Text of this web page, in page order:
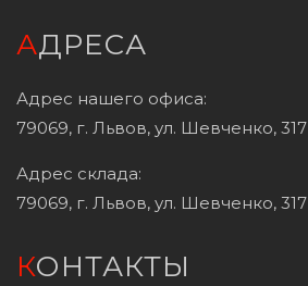
АДРЕСА
Адрес нашего офиса:
79069, г. Львов, ул. Шевченко, 317
Адрес склада:
79069, г. Львов, ул. Шевченко, 317
КОНТАКТЫ